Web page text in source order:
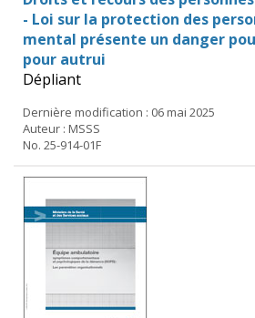
- Loi sur la protection des
mental présente un danger
pour autrui
Dépliant
Dernière modification : 06 mai 2025
Auteur : MSSS
No. 25-914-01F